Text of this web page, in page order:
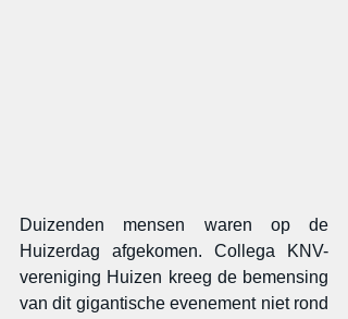
Duizenden mensen waren op de
Huizerdag afgekomen. Collega KNV-
vereniging Huizen kreeg de bemensing
van dit gigantische evenement niet rond